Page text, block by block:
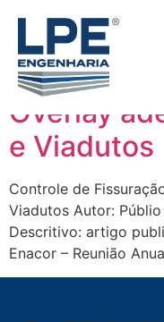
Controle
Overlay
e Viadutos
Controle de
Viadutos Autor:
Descritivo: artigo
Enacor – Reunião